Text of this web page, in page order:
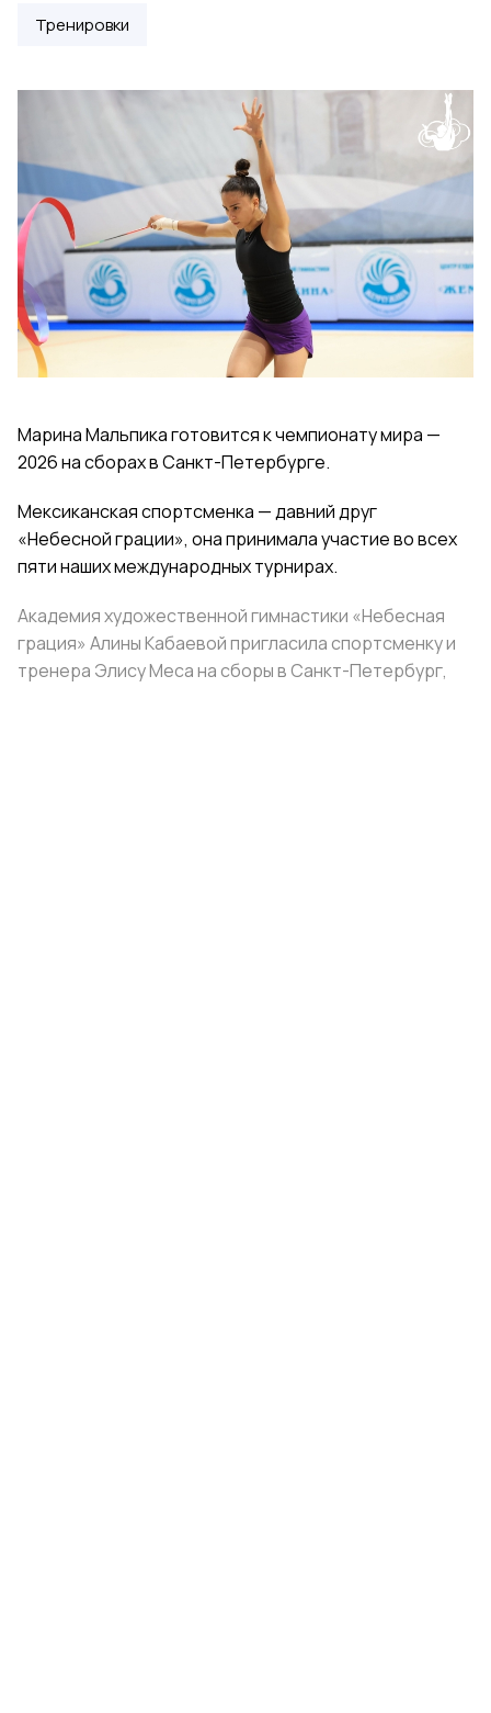
Тренировки
Марина Мальпика готовится к чемпионату мира —
2026 на сборах в Санкт-Петербурге.
Мексиканская спортсменка — давний друг
«Небесной грации», она принимала участие во всех
пяти наших международных турнирах.
Академия художественной гимнастики «Небесная
грация» Алины Кабаевой пригласила спортсменку и
тренера Элису Меса на сборы в Санкт-Петербург,